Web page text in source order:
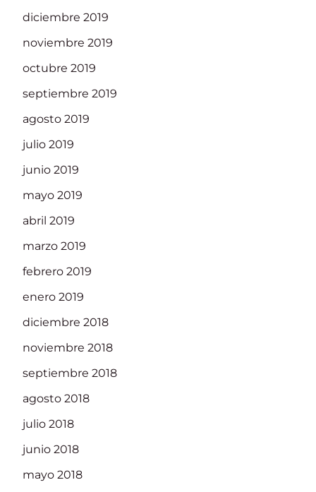
diciembre 2019
noviembre 2019
octubre 2019
septiembre 2019
agosto 2019
julio 2019
junio 2019
mayo 2019
abril 2019
marzo 2019
febrero 2019
enero 2019
diciembre 2018
noviembre 2018
septiembre 2018
agosto 2018
julio 2018
junio 2018
mayo 2018